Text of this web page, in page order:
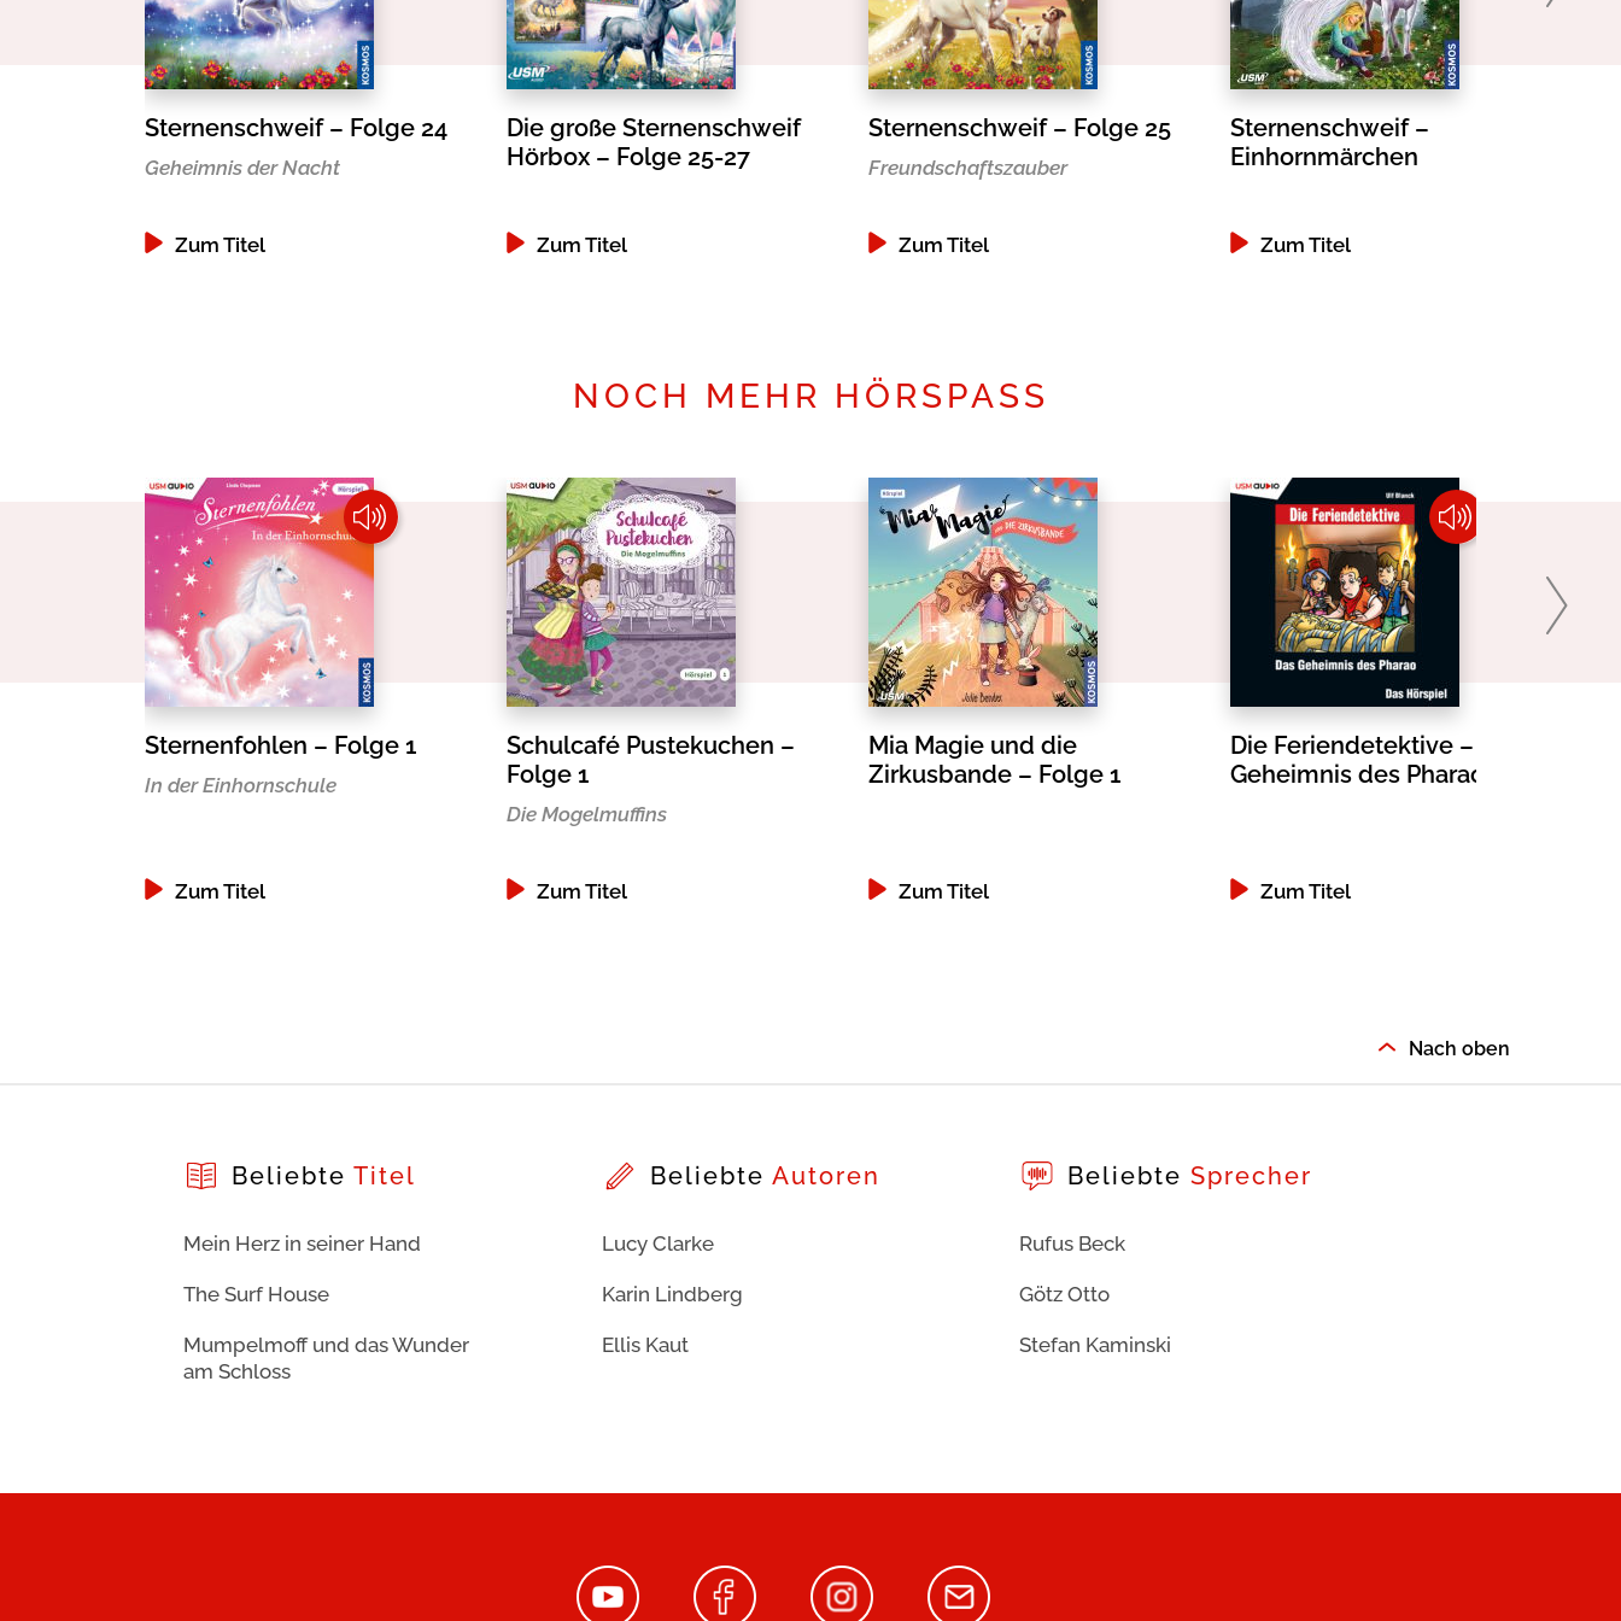
Sternenschweif – Folge 24
Geheimnis der Nacht
Zum Titel
Die große Sternenschweif
Hörbox – Folge 25-27
Zum Titel
Sternenschweif – Folge 25
Freundschaftszauber
Zum Titel
Sternenschweif –
Einhornmärchen
Zum Titel
NOCH MEHR HÖRSPASS
Sternenfohlen – Folge 1
In der Einhornschule
Zum Titel
Schulcafé Pustekuchen –
Folge 1
Die Mogelmuffins
Zum Titel
Mia Magie und die
Zirkusbande – Folge 1
Zum Titel
Die Feriendetektive – Das
Geheimnis des Pharao
Zum Titel
Nach oben
Beliebte Titel
Mein Herz in seiner Hand
The Surf House
Mumpelmoff und das Wunder
am Schloss
Beliebte Autoren
Lucy Clarke
Karin Lindberg
Ellis Kaut
BeliebteSprecher
Rufus Beck
Götz Otto
Stefan Kaminski